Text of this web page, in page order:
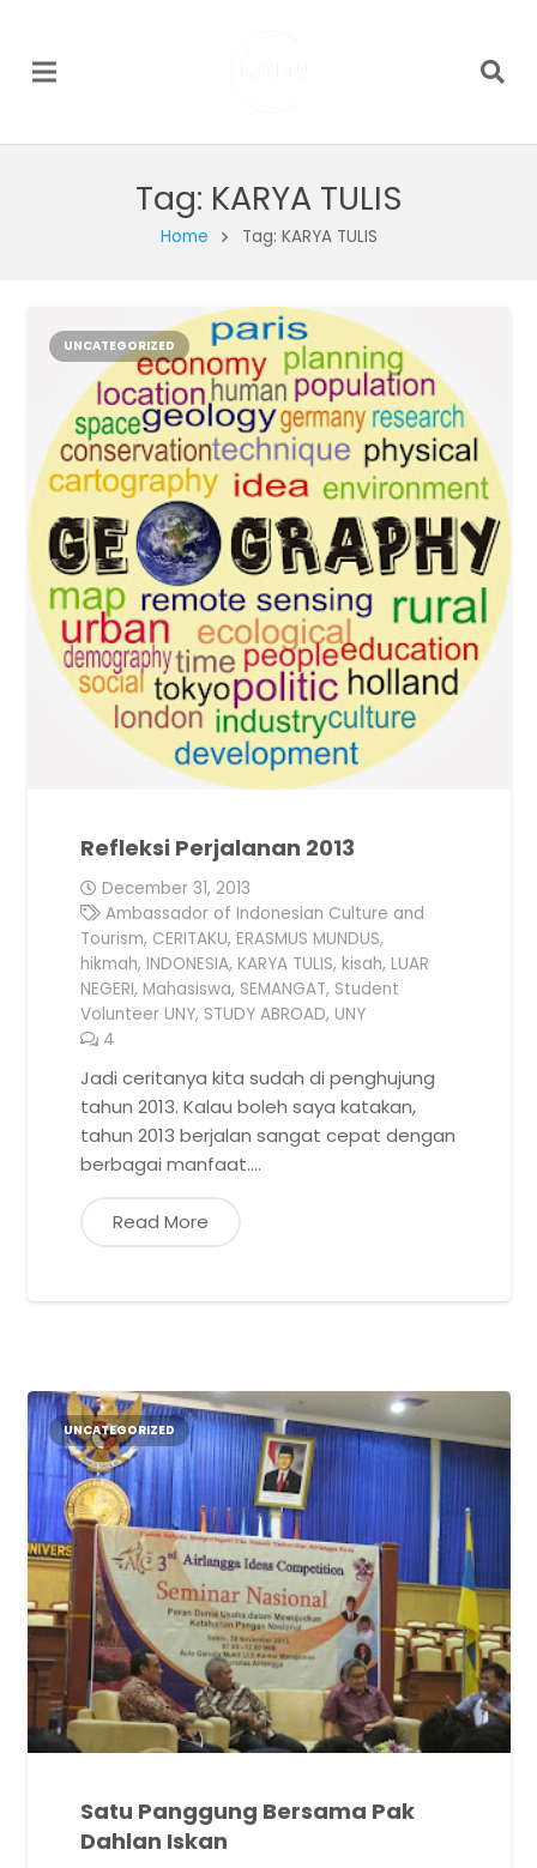
Tag: KARYA TULIS
Home Tag: KARYA TULIS
UNCATEGORIZED
Refleksi Perjalanan 2013
December 31, 2013
Ambassador of Indonesian Culture and
Tourism, CERITAKU, ERASMUS MUNDUS,
hikmah, INDONESIA, KARYA TULIS, kisah, LUAR
NEGERI, Mahasiswa, SEMANGAT, Student
Volunteer UNY, STUDY ABROAD, UNY
4
Jadi ceritanya kita sudah di penghujung
tahun 2013. Kalau boleh saya katakan,
tahun 2013 berjalan sangat cepat dengan
berbagai manfaat.…
Read More
UNCATEGORIZED
Satu Panggung Bersama Pak
Dahlan Iskan